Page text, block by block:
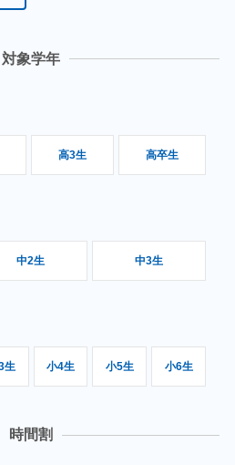
対象学年
高3生 高卒生
中2生 中3生
生 小4生 小5生 小6生
時間割